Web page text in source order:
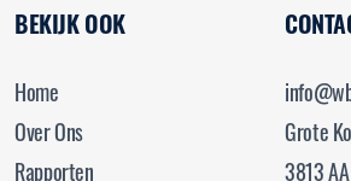
BEKIJK OOK
Home
Over Ons
Rapporten
Grote
3813